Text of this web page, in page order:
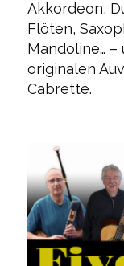
Akkordeon,
Flöten,
Mandoline…
originalen
Cabrette.